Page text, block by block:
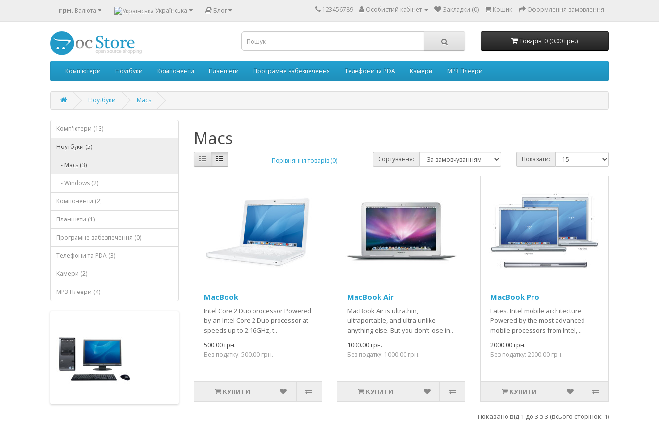
грн. Валюта Українська Блог 123456789 Особистий кабінет Закладки (0) Кошик Оформлення замовлення
Товарів: 0 (0.00 грн.)
Комп'ютери Ноутбуки Компоненти Планшети Програмне забезпечення Телефони та PDA Камери MP3 Плеери
Ноутбуки Macs
Комп'ютери (13)
Ноутбуки (5)
- Macs (3)
- Windows (2)
Компоненти (2)
Планшети (1)
Програмне забезпечення (0)
Телефони та PDA (3)
Камери (2)
MP3 Плеери (4)
Macs
Порівняння товарів (0) Сортування: Показати:
MacBook
Intel Core 2 Duo processor Powered
by an Intel Core 2 Duo processor at
speeds up to 2.16GHz, t..
500.00 грн.
Без податку: 500.00 грн.
КУПИТИ
MacBook Air
MacBook Air is ultrathin,
ultraportable, and ultra unlike
anything else. But you don’t lose in..
1000.00 грн.
Без податку: 1000.00 грн.
КУПИТИ
MacBook Pro
Latest Intel mobile architecture
Powered by the most advanced
mobile processors from Intel, ..
2000.00 грн.
Без податку: 2000.00 грн.
КУПИТИ
Показано від 1 до 3 з 3 (всього сторінок: 1)